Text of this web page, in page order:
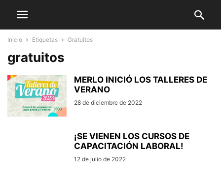
Inicio Etiquetas Gratuitos
gratuitos
MERLO INICIÓ LOS TALLERES DE
VERANO
28 de diciembre de 2022
¡SE VIENEN LOS CURSOS DE
CAPACITACIÓN LABORAL!
12 de julio de 2022